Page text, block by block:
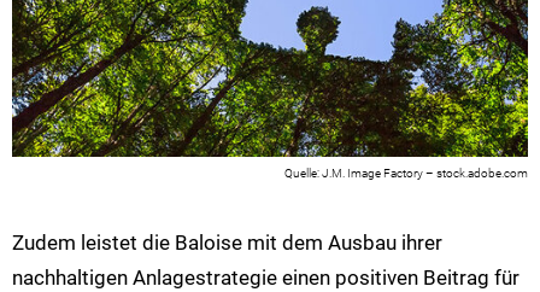
J.M. Image Factory – stock.adobe.com
Zudem leistet die Baloise mit dem Ausbau ihrer
nachhaltigen Anlagestrategie einen positiven Beitrag für